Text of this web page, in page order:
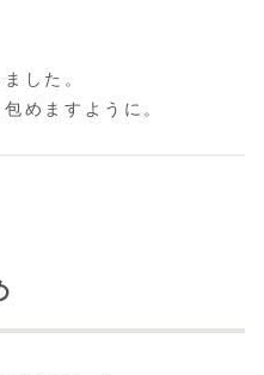
した。
めますように。